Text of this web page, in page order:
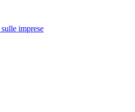
imprese